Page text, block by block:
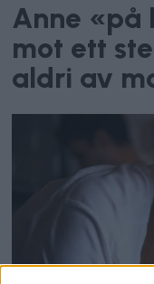
Anne «på
mot ett
aldri av